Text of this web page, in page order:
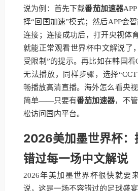
说为例：首先下载番茄加速器
择“回国加速”模式；然后APP会
连接；连接成功后，打开央视体
就能正常观看世界杯中文解说了
受限制”的提示。再比如在韩国
无法播放，同样步骤，选择
畅播放高清直播。海外怎么看央
简单——只要有番茄加速器，不
松访问国内平台。
2026美加墨世界杯：
错过每一场中文解说
2026年美加墨世界杯很快就要
说，这是一场不容错过的足球盛